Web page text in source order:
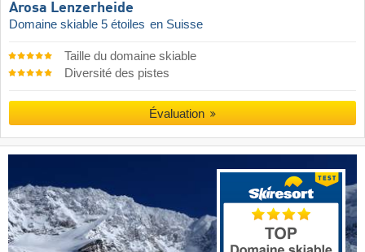
Arosa Lenzerheide
Domaine skiable 5 étoiles en Suisse
Taille du domaine skiable
Diversité des pistes
Évaluation